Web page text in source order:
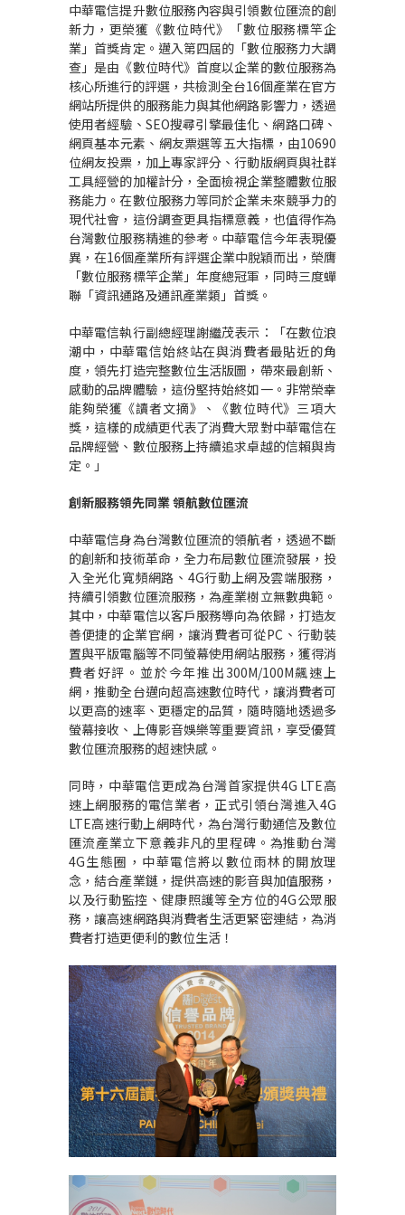
中華電信提升數位服務內容與引領數位匯流的創
新力，更榮獲《數位時代》「數位服務標竿企
業」首獎肯定。邁入第四屆的「數位服務力大調
查」是由《數位時代》首度以企業的數位服務為
核心所進行的評選，共檢測全台16個產業在官方
網站所提供的服務能力與其他網路影響力，透過
使用者經驗、SEO搜尋引擎最佳化、網路口碑、
網頁基本元素、網友票選等五大指標，由10690
位網友投票，加上專家評分、行動版網頁與社群
工具經營的加權計分，全面檢視企業整體數位服
務能力。在數位服務力等同於企業未來競爭力的
現代社會，這份調查更具指標意義，也值得作為
台灣數位服務精進的參考。中華電信今年表現優
異，在16個產業所有評選企業中脫穎而出，榮膺
「數位服務標竿企業」年度總冠軍，同時三度蟬
聯「資訊通路及通訊產業類」首獎。
中華電信執行副總經理謝繼茂表示：「在數位浪
潮中，中華電信始終站在與消費者最貼近的角
度，領先打造完整數位生活版圖，帶來最創新、
感動的品牌體驗，這份堅持始終如一。非常榮幸
能夠榮獲《讀者文摘》、《數位時代》三項大
獎，這樣的成績更代表了消費大眾對中華電信在
品牌經營、數位服務上持續追求卓越的信賴與肯
定。」
創新服務領先同業領航數位匯流
中華電信身為台灣數位匯流的領航者，透過不斷
的創新和技術革命，全力布局數位匯流發展，投
入全光化寬頻網路、4G行動上網及雲端服務，
持續引領數位匯流服務，為產業樹立無數典範。
其中，中華電信以客戶服務導向為依歸，打造友
善便捷的企業官網，讓消費者可從PC、行動裝
置與平版電腦等不同螢幕使用網站服務，獲得消
費者好評。並於今年推出300M/100M飆速上
網，推動全台邁向超高速數位時代，讓消費者可
以更高的速率、更穩定的品質，隨時隨地透過多
螢幕接收、上傳影音娛樂等重要資訊，享受優質
數位匯流服務的超速快感。
同時，中華電信更成為台灣首家提供4G LTE高
速上網服務的電信業者，正式引領台灣進入4G
LTE高速行動上網時代，為台灣行動通信及數位
匯流產業立下意義非凡的里程碑。為推動台灣
4G生態圈，中華電信將以數位雨林的開放理
念，結合產業鏈，提供高速的影音與加值服務，
以及行動監控、健康照護等全方位的4G公眾服
務，讓高速網路與消費者生活更緊密連結，為消
費者打造更便利的數位生活！